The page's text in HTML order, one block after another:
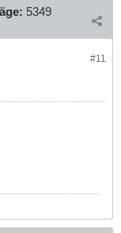
5349
#11